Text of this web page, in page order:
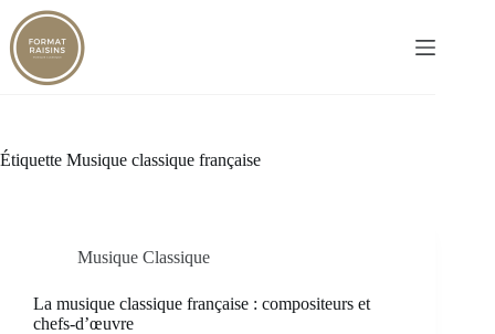
Passer
au
contenu
Étiquette Musique classique française
Musique Classique
La musique classique française : compositeurs et
chefs-d’œuvre